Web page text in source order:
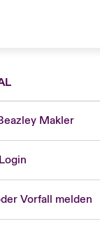
Makler
Vorfall melden